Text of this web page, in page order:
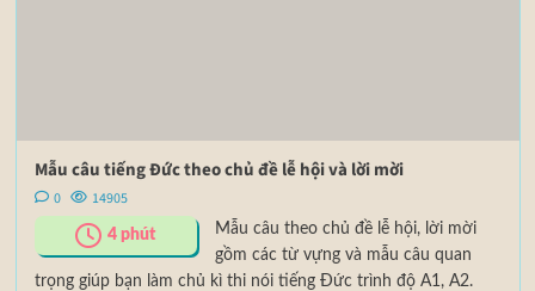
Mẫu câu tiếng Đức theo chủ đề lễ hội và lời mời
0 14905
4 phút
Mẫu câu theo chủ đề lễ hội, lời mời
gồm các từ vựng và mẫu câu quan
trọng giúp bạn làm chủ kì thi nói tiếng Đức trình độ A1, A2.